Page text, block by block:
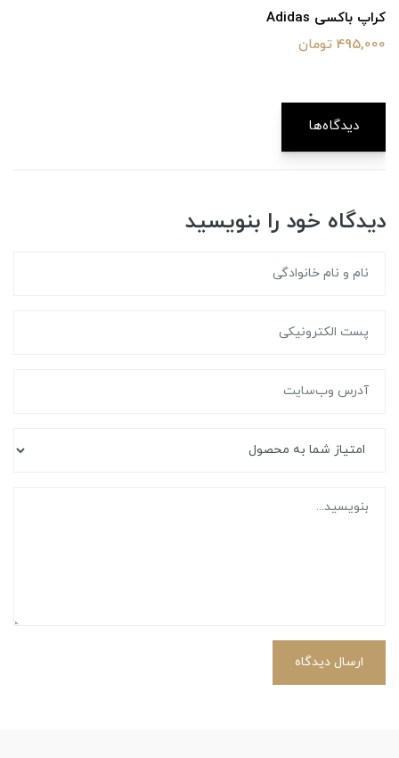
کراپ باکسی Adidas
495,000 تومان
دیدگاه‌ها
دیدگاه خود را بنویسید
ارسال دیدگاه